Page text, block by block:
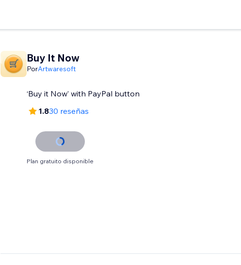
Buy It Now
PorArtwaresoft
‘Buy it Now’ with PayPal button
1.830 reseñas
Plan gratuito disponible